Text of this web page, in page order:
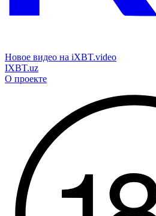
Новое видео на iXBT.video
IXBT.uz
О проекте